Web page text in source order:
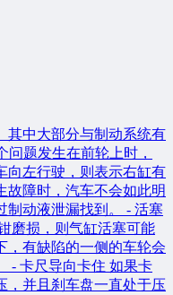
其中大部分与制动系统有
问题发生在前轮上时，
向左行驶，则表示右缸有
故障时，汽车不会如此明
制动液泄漏找到。 - 活塞
磨损，则气缸活塞可能
，有缺陷的一侧的车轮会
- 卡尺导向卡住 如果卡
，并且刹车盘一直处于压